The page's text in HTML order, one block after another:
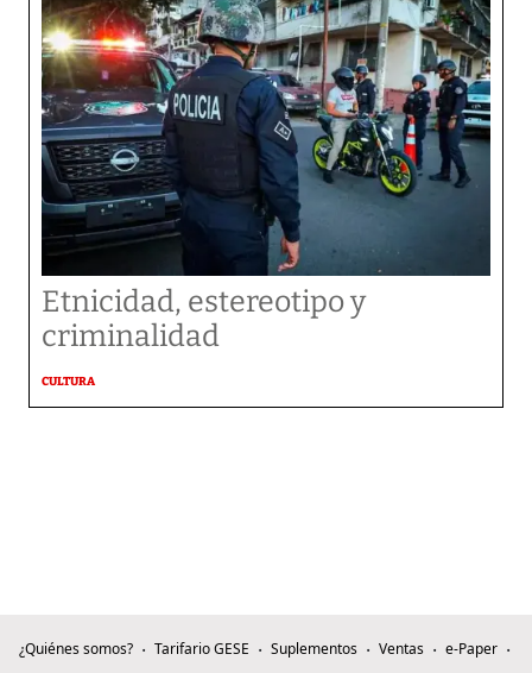
Etnicidad, estereotipo y
criminalidad
CULTURA
¿Quiénes somos? Tarifario GESE Suplementos Ventas
e-Paper